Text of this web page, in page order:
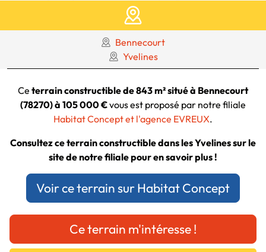
Bennecourt
Yvelines
Ce terrain constructible de 843 m² situé à Bennecourt
(78270) à 105 000 €vous est proposé par notre filiale
Habitat Concept et l'agence EVREUX.
Consultez ce terrain constructible dans les Yvelines sur le
site de notre filiale pour en savoir plus !
Voir ce terrain sur Habitat Concept
Ce terrain m'intéresse !